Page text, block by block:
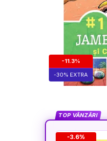
-11.3%
-30% EXTRA
TOP VÂNZĂRI
-3.6%